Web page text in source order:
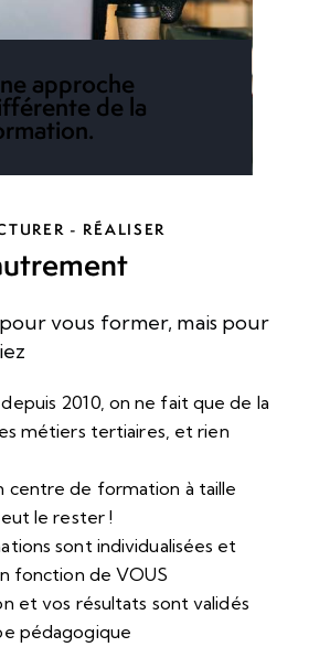
approche
de la
- RÉALISER
vous former, mais pour
2010, on ne fait que de la
métiers tertiaires, et rien
centre de formation à taille
le rester !
sont individualisées et
fonction de VOUS
et vos résultats sont validés
pédagogique